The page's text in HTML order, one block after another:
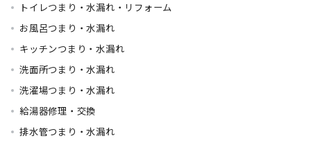
トイレつまり・水漏れ・リフォーム
お風呂つまり・水漏れ
キッチンつまり・水漏れ
洗面所つまり・水漏れ
洗濯場つまり・水漏れ
給湯器修理・交換
排水管つまり・水漏れ